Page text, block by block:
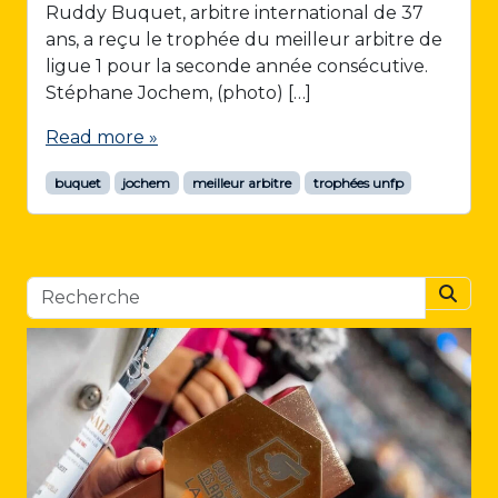
Ruddy Buquet, arbitre international de 37
ans, a reçu le trophée du meilleur arbitre de
ligue 1 pour la seconde année consécutive.
Stéphane Jochem, (photo) […]
Read more »
buquet jochem meilleur arbitre trophées unfp